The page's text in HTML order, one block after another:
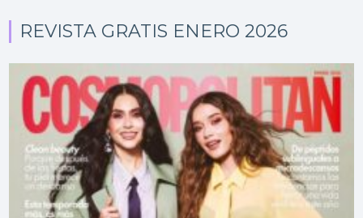
REVISTA GRATIS ENERO 2026